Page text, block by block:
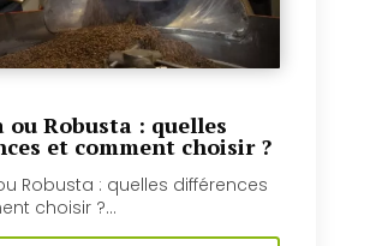
ou Robusta : quelles
et comment choisir ?
Robusta : quelles différences
choisir ?...